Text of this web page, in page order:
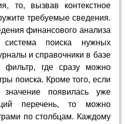
то, вызвав контекстное
требуемые сведения.
финансового анализа
система поиска нужных
и справочники в базе
фильтр, где сразу можно
поиска. Кроме того, если
значение появилась уже
перечень, то можно
по столбцам. Каждому